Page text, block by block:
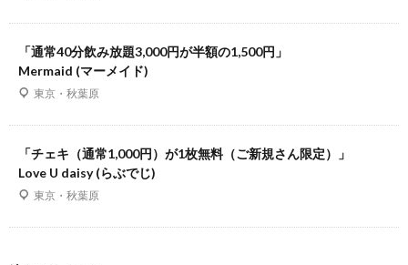
「通常40分飲み放題3,000円が半額の1,500円」
Mermaid (マーメイド)
東京・秋葉原
「チェキ（通常1,000円）が1枚無料（ご新規さん限定）」
Love U daisy (らぶでじ)
東京・秋葉原